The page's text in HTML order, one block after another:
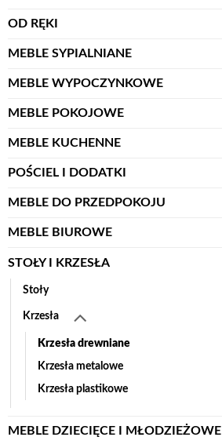
OD RĘKI
MEBLE SYPIALNIANE
MEBLE WYPOCZYNKOWE
MEBLE POKOJOWE
MEBLE KUCHENNE
POŚCIEL I DODATKI
MEBLE DO PRZEDPOKOJU
MEBLE BIUROWE
STOŁY I KRZESŁA
Stoły
Krzesła
Krzesła drewniane
Krzesła metalowe
Krzesła plastikowe
MEBLE DZIECIĘCE I MŁODZIEŻOWE